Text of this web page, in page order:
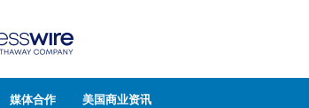
媒体合作 美国商业资讯